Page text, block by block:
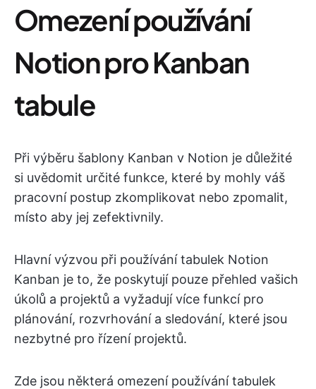
Omezení používání
Notion pro Kanban
tabule
Při výběru šablony Kanban v Notion je důležité
si uvědomit určité funkce, které by mohly váš
pracovní postup zkomplikovat nebo zpomalit,
místo aby jej zefektivnily.
Hlavní výzvou při používání tabulek Notion
Kanban je to, že poskytují pouze přehled vašich
úkolů a projektů a vyžadují více funkcí pro
plánování, rozvrhování a sledování, které jsou
nezbytné pro řízení projektů.
Zde jsou některá omezení používání tabulek